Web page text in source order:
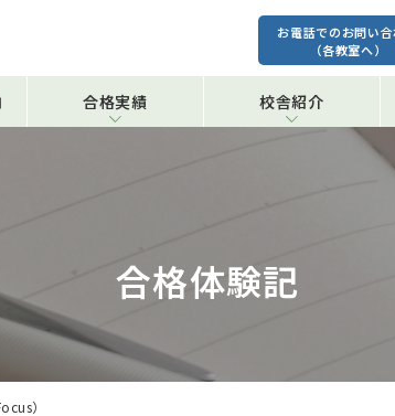
お電話でのお問い合
（各教室へ）
合格実績 校舎紹介
合格体験記
）